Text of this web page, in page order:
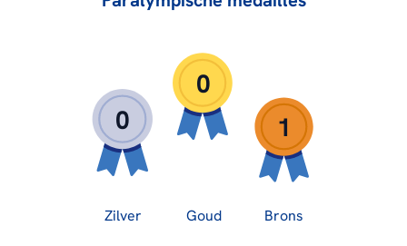
0
0
1
Zilver Goud Brons